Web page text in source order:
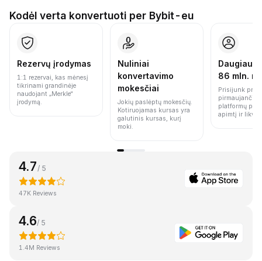
Kodėl verta konvertuoti per Bybit-eu
Rezervų įrodymas
1:1 rezervai, kas mėnesį
tikrinami grandinėje
naudojant „Merkle“
įrodymą.
Nuliniai
konvertavimo
mokesčiai
Jokių paslėptų mokesčių.
Kotiruojamas kursas yra
galutinis kursas, kurį
moki.
Daugiau
86 mln.
Prisijunk prie
pirmaujančių
platformų
apimtį ir
4.7 / 5
47K Reviews
4.6/ 5
1.4M Reviews